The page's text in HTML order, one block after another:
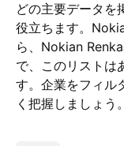
どの主要データを
役立ちます。
ら、Nokian
で、このリストは
す。企業をフィル
く把握しましょう。